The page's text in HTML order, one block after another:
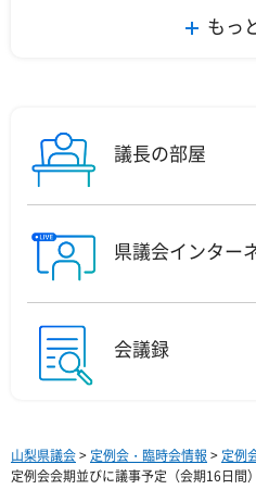
もっ
議長の部屋
県議会インター
会議録
山梨県議会> 定例会・臨時会情報 > 定例
定例会会期並びに議事予定（会期16日間）